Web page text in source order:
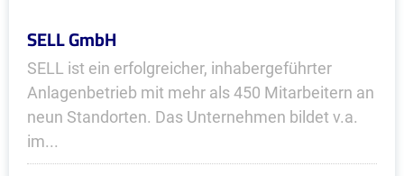
SELL GmbH
SELL ist ein erfolgreicher, inhabergeführter
Anlagenbetrieb mit mehr als 450 Mitarbeitern an
neun Standorten. Das Unternehmen bildet v.a.
im...